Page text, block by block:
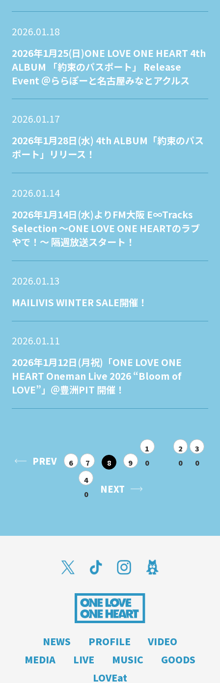
2026.01.18
2026年1月25(日)ONE LOVE ONE HEART 4th
ALBUM 「約束のパスポート」 Release
Event ＠ららぽーと名古屋みなとアクルス
2026.01.17
2026年1月28日(水) 4th ALBUM「約束のパス
ポート」リリース！
2026.01.14
2026年1月14日(水)よりFM大阪 E∞Tracks
Selection 〜ONE LOVE ONE HEARTのラブ
やで！〜 隔週放送スタート！
2026.01.13
MAILIVIS WINTER SALE開催！
2026.01.11
2026年1月12日(月祝)「ONE LOVE ONE
HEART Oneman Live 2026 “Bloom of
LOVE”」＠豊洲PIT 開催！
PREV 6 7 8 9
1
0
2
0
3
0
4
0
NEXT
NEWS PROFILE
VIDEO
MEDIA
LIVE MUSIC
GOODS
LOVEat